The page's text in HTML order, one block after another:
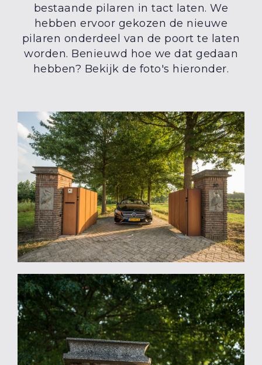
bestaande pilaren in tact laten. We
hebben ervoor gekozen de nieuwe
pilaren onderdeel van de poort te laten
worden. Benieuwd hoe we dat gedaan
hebben? Bekijk de foto's hieronder.